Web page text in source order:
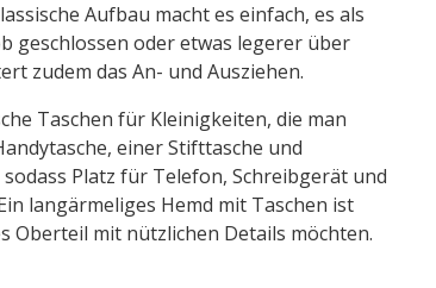
Aufbau macht es einfach, es als
geschlossen oder etwas legerer über
zudem das An- und Ausziehen.
Taschen für Kleinigkeiten, die man
einer Stifttasche und
Platz für Telefon, Schreibgerät und
langärmeliges Hemd mit Taschen ist
Oberteil mit nützlichen Details möchten.